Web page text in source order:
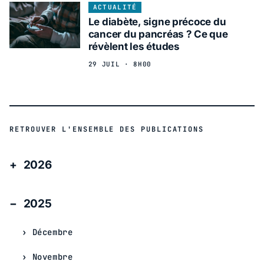
ACTUALITÉ
Le diabète, signe précoce du
cancer du pancréas ? Ce que
révèlent les études
29 JUIL · 8H00
RETROUVER L'ENSEMBLE DES PUBLICATIONS
2026
2025
Décembre
Novembre